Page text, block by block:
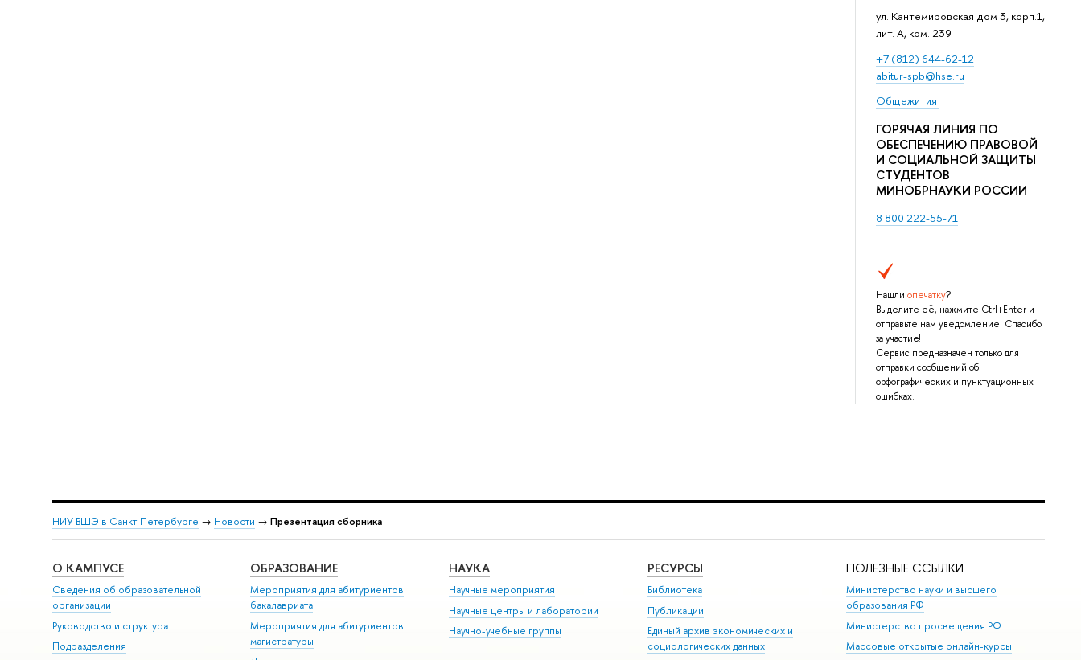
ул. Кантемировская дом 3, корп.1,
лит. А, ком. 239
+7 (812) 644-62-12
abitur-spb@hse.ru
Общежития
ГОРЯЧАЯ ЛИНИЯ ПО
ОБЕСПЕЧЕНИЮ ПРАВОВОЙ
И СОЦИАЛЬНОЙ ЗАЩИТЫ
СТУДЕНТОВ
МИНОБРНАУКИ РОССИИ
8 800 222-55-71
Нашли опечатку?
Выделите её, нажмите Ctrl+Enter и
отправьте нам уведомление. Спасибо
за участие!
Сервис предназначен только для
отправки сообщений об
орфографических и пунктуационных
ошибках.
НИУ ВШЭ в Санкт-Петербурге → Новости → Презентация сборника
О КАМПУСЕ
Сведения об образовательной
организации
Руководство и структура
Подразделения
ОБРАЗОВАНИЕ
Мероприятия для абитуриентов
бакалавриата
Мероприятия для абитуриентов
магистратуры
НАУКА
Научные мероприятия
Научные центры и лаборатории
Научно-учебные группы
РЕСУРСЫ
Библиотека
Публикации
Единый архив экономических и
социологических данных
ПОЛЕЗНЫЕ ССЫЛКИ
Министерство науки и высшего
образования РФ
Министерство просвещения РФ
Массовые открытые онлайн-курсы